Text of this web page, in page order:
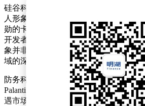
硅谷科技圈正掀起一股别开生面的“追
人形象正以前所未有的方式融入消费
勋的卡通形象被印在售价178美元的毛
开发者大会上成为抢手货，甚至出现
象并非孤立事件，而是折射出AI时代下
域的深度渗透。
防务科技公司Anduril推出的创始人同款
Palantir推出的CEO亚历克斯·卡普头像
遇市场疯抢，后者在限量发售阶段瞬间